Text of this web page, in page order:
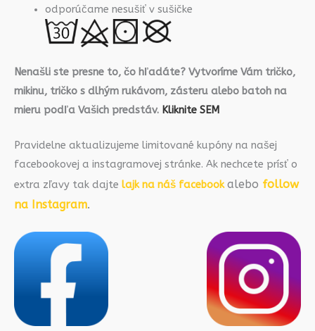
odporúčame nesušiť v sušičke
Nenašli ste presne to, čo hľadáte? Vytvoríme Vám tričko,
mikinu, tričko s dlhým rukávom, zásteru alebo batoh na
mieru podľa Vašich predstáv. Kliknite SEM
Pravidelne aktualizujeme limitované kupóny na našej
facebookovej a instagramovej stránke. Ak nechcete prísť o
extra zľavy tak dajte lajk na náš facebookalebo follow
na Instagram.